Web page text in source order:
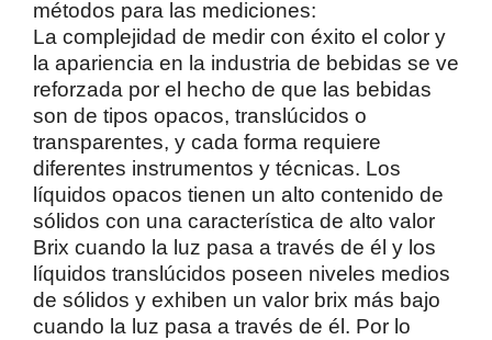
métodos para las mediciones:
La complejidad de medir con éxito el color y
la apariencia en la industria de bebidas se ve
reforzada por el hecho de que las bebidas
son de tipos opacos, translúcidos o
transparentes, y cada forma requiere
diferentes instrumentos y técnicas. Los
líquidos opacos tienen un alto contenido de
sólidos con una característica de alto valor
Brix cuando la luz pasa a través de él y los
líquidos translúcidos poseen niveles medios
de sólidos y exhiben un valor brix más bajo
cuando la luz pasa a través de él. Por lo